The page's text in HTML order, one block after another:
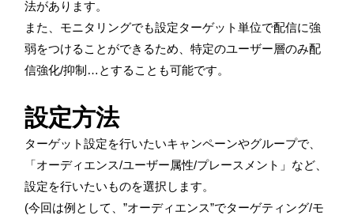
法があります。
また、モニタリングでも設定ターゲット単位で配信に強
弱をつけることができるため、特定のユーザー層のみ配
信強化/抑制…とすることも可能です。
設定方法
ターゲット設定を行いたいキャンペーンやグループで、
「オーディエンス/ユーザー属性/プレースメント」など、
設定を行いたいものを選択します。
(今回は例として、”オーディエンス”でターゲティング/モ